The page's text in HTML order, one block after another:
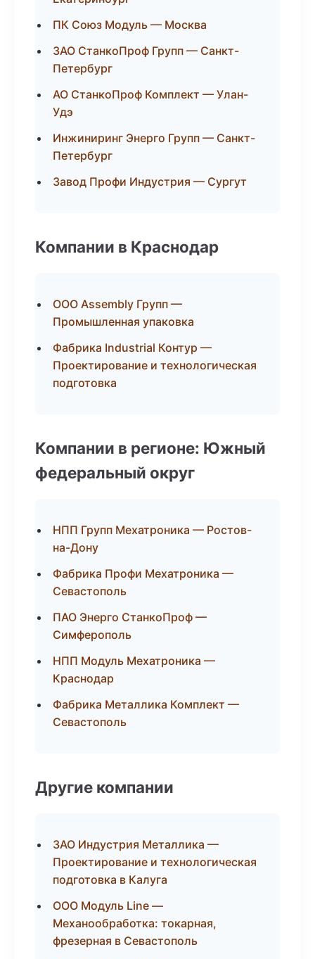
ПК Союз Модуль — Москва
ЗАО СтанкоПроф Групп — Санкт-
Петербург
АО СтанкоПроф Комплект — Улан-
Удэ
Инжиниринг Энерго Групп — Санкт-
Петербург
Завод Профи Индустрия — Сургут
Компании в Краснодар
ООО Assembly Групп —
Промышленная упаковка
Фабрика Industrial Контур —
Проектирование и технологическая
подготовка
Компании в регионе: Южный
федеральный округ
НПП Групп Мехатроника — Ростов-
на-Дону
Фабрика Профи Мехатроника —
Севастополь
ПАО Энерго СтанкоПроф —
Симферополь
НПП Модуль Мехатроника —
Краснодар
Фабрика Металлика Комплект —
Севастополь
Другие компании
ЗАО Индустрия Металлика —
Проектирование и технологическая
подготовка в Калуга
ООО Модуль Line —
Механообработка: токарная,
фрезерная в Севастополь